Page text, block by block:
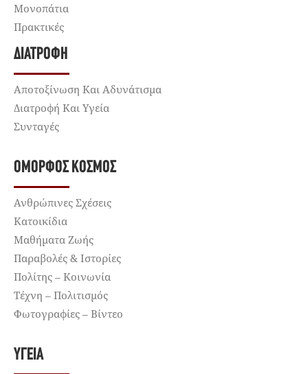
Μονοπάτια
Πρακτικές
ΔΙΑΤΡΟΦΉ
Αποτοξίνωση Και Αδυνάτισμα
Διατροφή Και Υγεία
Συνταγές
ΌΜΟΡΦΟΣ ΚΌΣΜΟΣ
Ανθρώπινες Σχέσεις
Κατοικίδια
Μαθήματα Ζωής
Παραβολές & Ιστορίες
Πολίτης – Κοινωνία
Τέχνη – Πολιτισμός
Φωτογραφίες – Βίντεο
ΥΓΕΊΑ